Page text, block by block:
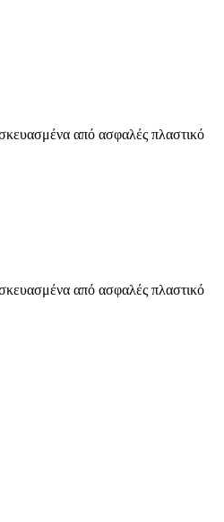
από ασφαλές πλαστικό
από ασφαλές πλαστικό